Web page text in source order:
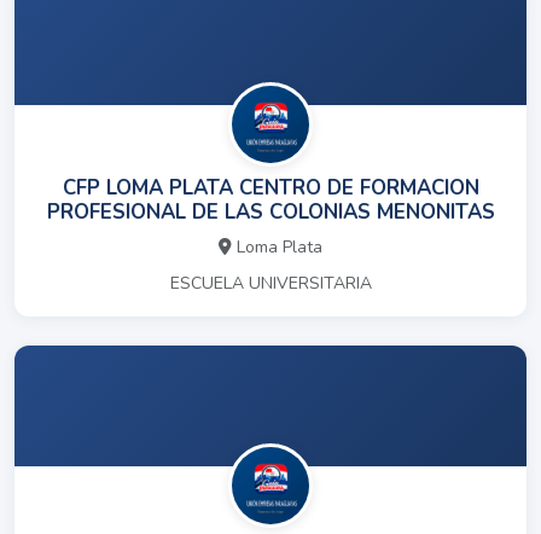
CFP LOMA PLATA CENTRO DE FORMACION
PROFESIONAL DE LAS COLONIAS MENONITAS
Loma Plata
ESCUELA UNIVERSITARIA